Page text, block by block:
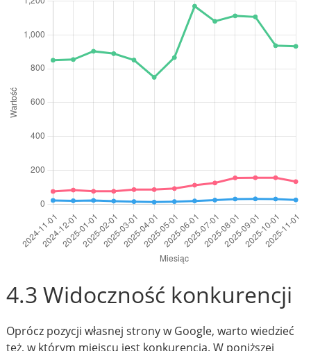
4.3 Widoczność konkurencji
Oprócz pozycji własnej strony w Google, warto wiedzieć
też, w którym miejscu jest konkurencja. W poniższej